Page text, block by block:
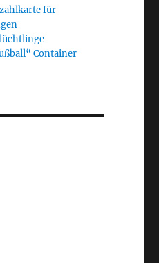
für
Container